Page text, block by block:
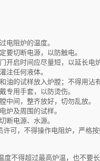
电阻炉的温度。
要切断电源，以防触电。
开启时间应尽量短，以延长电
注任何液体。
油的试样放入炉膛；不得用沾
专用手套，以防烫伤。
中间，整齐放好，切勿乱放。
炉及周围的试样。
断电源、水源。
许可，不得操作电阻炉，严格按
度不得超过最高炉温，也不要